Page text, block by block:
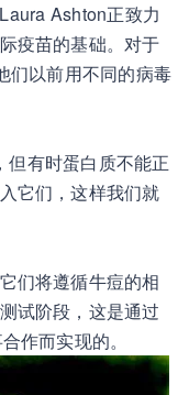
Ashton正致力
疫苗的基础。对于
们以前用不同的病毒
有时蛋白质不能正
它们，这样我们就
们将遵循牛痘的相
试阶段，这是通过
作而实现的。